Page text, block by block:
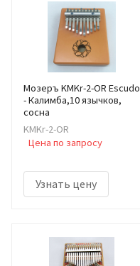
Мозеръ KMKr-2-OR Escudo
- Калимба,10 язычков,
сосна
KMKr-2-OR
Цена по запросу
Узнать цену